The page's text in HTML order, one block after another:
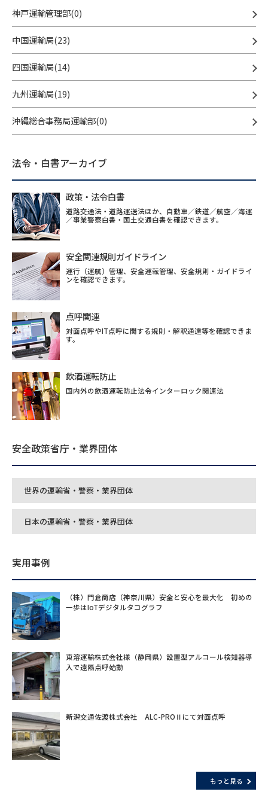
神戸運輸管理部(0)
中国運輸局(23)
四国運輸局(14)
九州運輸局(19)
沖縄総合事務局運輸部(0)
法令・白書アーカイブ
政策・法令白書
道路交通法・道路運送法ほか、自動車／鉄道／航空／海運
／事業警察白書・国土交通白書を確認できます。
安全関連規則ガイドライン
運行（運航）管理、安全運転管理、安全規則・ガイドライ
ンを確認できます。
点呼関連
対面点呼やIT点呼に関する規則・解釈通達等を確認できま
す。
飲酒運転防止
国内外の飲酒運転防止法令インターロック関連法
安全政策省庁・業界団体
世界の運輸省・警察・業界団体
日本の運輸省・警察・業界団体
実用事例
（株）門倉商店（神奈川県）安全と安心を最大化 初めの
一歩はIoTデジタルタコグラフ
東溶運輸株式会社様（静岡県）設置型アルコール検知器導
入で遠隔点呼始動
新潟交通佐渡株式会社 ALC-PROⅡにて対面点呼
もっと見る